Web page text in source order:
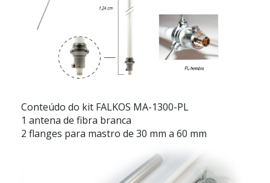
Conteúdo do kit FALKOS MA-1300-PL
1 antena de fibra branca
2 flanges para mastro de 30 mm a 60 mm